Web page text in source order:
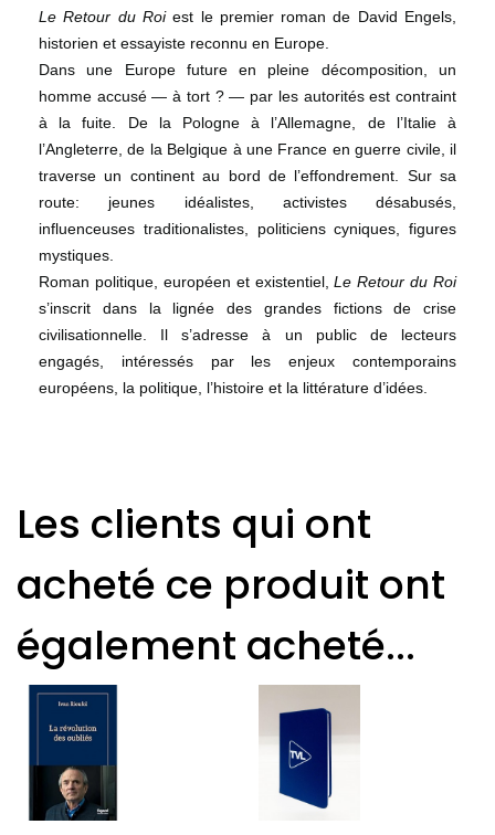
Le Retour du Roiest le premier roman de David Engels,
historien et essayiste reconnu en Europe.
Dans une Europe future en pleine décomposition, un
homme accusé ― à tort ? ― par les autorités est contraint
à la fuite. De la Pologne à l’Allemagne, de l’Italie à
l’Angleterre, de la Belgique à une France en guerre civile, il
traverse un continent au bord de l’effondrement. Sur sa
route: jeunes idéalistes, activistes désabusés,
influenceuses traditionalistes, politiciens cyniques, figures
mystiques.
Roman politique, européen et existentiel,Le Retour du Roi
s’inscrit dans la lignée des grandes fictions de crise
civilisationnelle. Il s’adresse à un public de lecteurs
engagés, intéressés par les enjeux contemporains
européens, la politique, l’histoire et la littérature d’idées.
Les clients qui ont
acheté ce produit ont
également acheté...